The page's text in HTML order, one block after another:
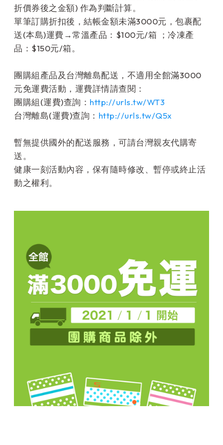
折價券後之金額) 作為判斷計算。
單筆訂購折扣後，結帳金額未滿3000元，包裹配
送(本島)運費→常溫產品：$100元/箱 ；冷凍產
品：$150元/箱。
團購組產品及台灣離島配送，不適用全館滿3000
元免運費活動，運費詳情請查閱：
團購組(運費)查詢： http://urls.tw/WT3
台灣離島(運費)查詢： http://urls.tw/Q5x
暫無提供國外的配送服務，可請台灣親友代購寄
送。
健康一刻活動內容，保有隨時修改、暫停或終止活
動之權利。